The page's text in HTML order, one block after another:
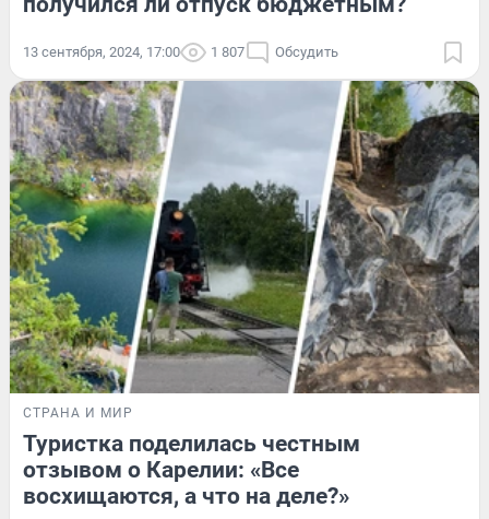
13 сентября, 2024, 17:00 1 807 Обсудить
СТРАНА И МИР
Туристка поделилась честным
отзывом о Карелии: «Все
восхищаются, а что на деле?»